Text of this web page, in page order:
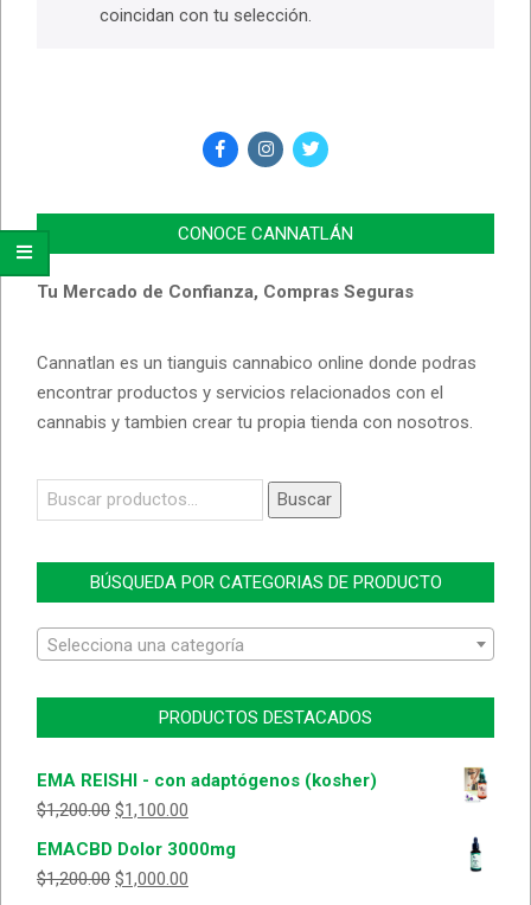
coincidan con tu selección.
CONOCE CANNATLÁN
Tu Mercado de Confianza, Compras Seguras
Cannatlan es un tianguis cannabico online donde podras
encontrar productos y servicios relacionados con el
cannabis y tambien crear tu propia tienda con nosotros.
Buscar
por:
Buscar
BÚSQUEDA POR CATEGORIAS DE PRODUCTO
Selecciona una categoría
PRODUCTOS DESTACADOS
EMA REISHI - con adaptógenos (kosher)
$1,200.00 $1,100.00
EMACBD Dolor 3000mg
$1,200.00 $1,000.00